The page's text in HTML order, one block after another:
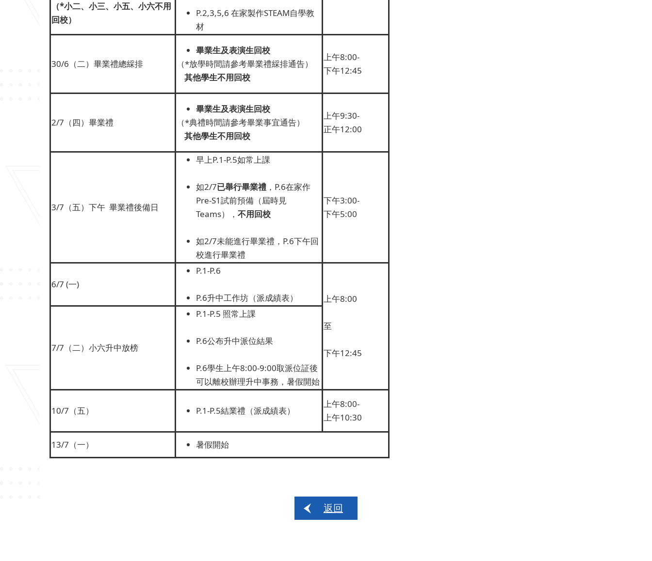
（*小二、小三、小五、小六不用
回校）
P.2,3,5,6 在家製作STEAM自學教
材
30/6（二）畢業禮總綵排
畢業生及表演生回校
（*放學時間請參考畢業禮綵排通告）
其他學生不用回校
上午8:00-
下午12:45
2/7（四）畢業禮
畢業生及表演生回校
（*典禮時間請參考畢業事宜通告）
其他學生不用回校
上午9:30-
正午12:00
3/7（五）下午 畢業禮後備日
早上P.1-P.5如常上課
如2/7已舉行畢業禮 ，P.6在家作
Pre-S1試前預備（屆時見
Teams）， 不用回校
如2/7未能進行畢業禮，P.6下午回
校進行畢業禮
下午3:00-
下午5:00
6/7 (一)
P.1-P.6
P.6升中工作坊（派成績表） 上午8:00
至
下午12:45
7/7（二）小六升中放榜
P.1-P.5 照常上課
P.6公布升中派位結果
P.6學生上午8:00-9:00取派位証後
可以離校辦理升中事務，暑假開始
10/7（五） P.1-P.5結業禮（派成績表）
上午8:00-
上午10:30
13/7（一） 暑假開始
返回